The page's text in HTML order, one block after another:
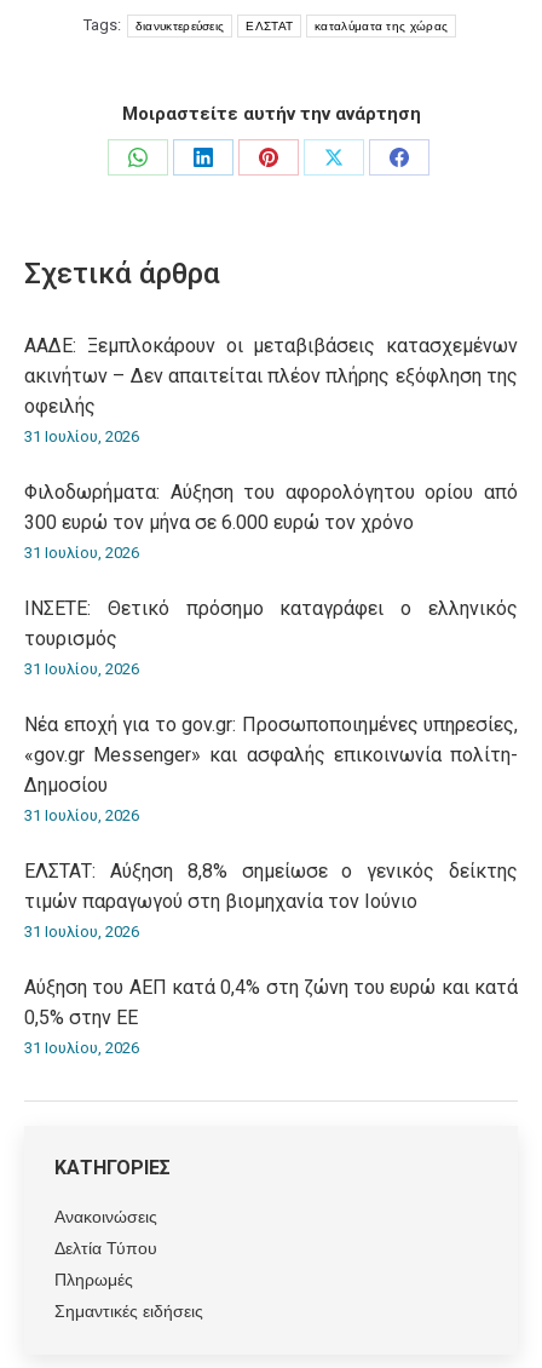
Tags:
διανυκτερεύσεις ΕΛΣΤΑΤ καταλύματα της χώρας
Μοιραστείτε αυτήν την ανάρτηση
Share
Share
Share
Share
Share
Σχετικά άρθρα
ΑΑΔΕ: Ξεμπλοκάρουν οι μεταβιβάσεις κατασχεμένων
ακινήτων – Δεν απαιτείται πλέον πλήρης εξόφληση της
οφειλής
31 Ιουλίου, 2026
Φιλοδωρήματα: Αύξηση του αφορολόγητου ορίου από
300 ευρώ τον μήνα σε 6.000 ευρώ τον χρόνο
31 Ιουλίου, 2026
ΙΝΣΕΤΕ: Θετικό πρόσημο καταγράφει ο ελληνικός
τουρισμός
31 Ιουλίου, 2026
Νέα εποχή για το gov.gr: Προσωποποιημένες υπηρεσίες,
«gov.gr Messenger» και ασφαλής επικοινωνία πολίτη-
Δημοσίου
31 Ιουλίου, 2026
ΕΛΣΤΑΤ: Αύξηση 8,8% σημείωσε ο γενικός δείκτης
τιμών παραγωγού στη βιομηχανία τον Ιούνιο
31 Ιουλίου, 2026
Αύξηση του ΑΕΠ κατά 0,4% στη ζώνη του ευρώ και κατά
0,5% στην ΕΕ
31 Ιουλίου, 2026
ΚΑΤΗΓΟΡΙΕΣ
Ανακοινώσεις
Δελτία Τύπου
Πληρωμές
Σημαντικές ειδήσεις